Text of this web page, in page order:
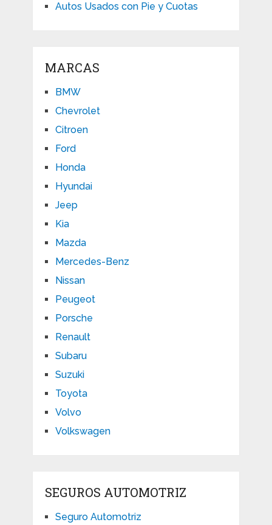
Autos Usados con Pie y Cuotas
MARCAS
BMW
Chevrolet
Citroen
Ford
Honda
Hyundai
Jeep
Kia
Mazda
Mercedes-Benz
Nissan
Peugeot
Porsche
Renault
Subaru
Suzuki
Toyota
Volvo
Volkswagen
SEGUROS AUTOMOTRIZ
Seguro Automotriz